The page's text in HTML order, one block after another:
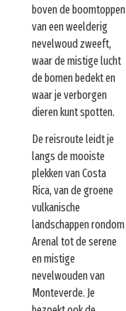
boven de boomtoppen
van een weelderig
nevelwoud zweeft,
waar de mistige lucht
de bomen bedekt en
waar je verborgen
dieren kunt spotten.
De reisroute leidt je
langs de mooiste
plekken van Costa
Rica, van de groene
vulkanische
landschappen rondom
Arenal tot de serene
en mistige
nevelwouden van
Monteverde. Je